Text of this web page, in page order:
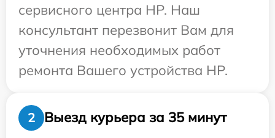
сервисного центра HP. Наш
консультант перезвонит Вам для
уточнения необходимых работ
ремонта Вашего устройства HP.
2
Выезд курьера за 35 минут